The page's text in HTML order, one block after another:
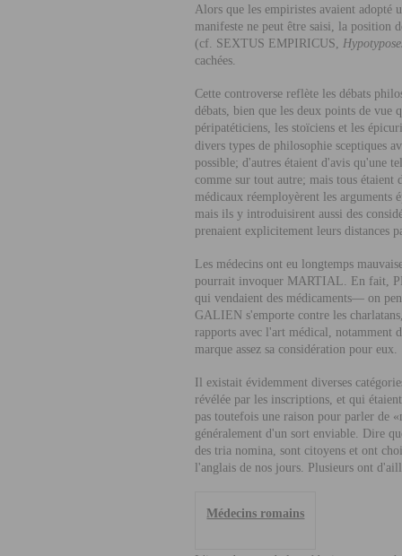
Alors que les empiristes avaient adopté
manifeste ne peut être saisi, la position
(cf. S EXTUS E MPIRICUS
cachées.
Cette controverse reflète les débats
débats, bien que les deux points de vue
péripatéticiens, les stoïciens et les
divers types de philosophie sceptiques
possible; d'autres étaient d'avis qu'une
comme sur tout autre; mais tous étaient
médicaux réemployèrent les arguments
mais ils y introduisirent aussi des
prenaient explicitement leurs distances
Les médecins ont eu longtemps
pourrait invoquer MARTIAL . En fait, P
qui vendaient des médicaments— on
GALIEN s'emporte contre les
rapports avec l'art médical, notamment
marque assez sa considération pour eux.
Il existait évidemment diverses
révélée par les inscriptions, et qui
pas toutefois une raison pour parler de
généralement d'un sort enviable. Dire
des tria nomina, sont citoyens et ont
l'anglais de nos jours. Plusieurs ont
Médecins romains